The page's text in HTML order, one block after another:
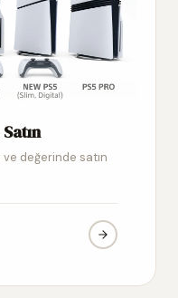
ve değerinde satın